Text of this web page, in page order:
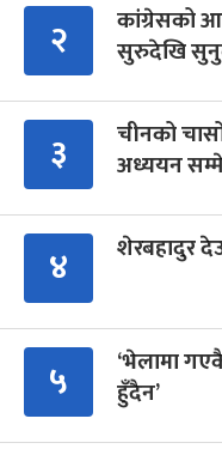
२
कांग्रेसको
सुरुदेखि
३
चीनको
अध्ययन
४ शेरबहादुर
५
‘भेलामा
हुँदैन’